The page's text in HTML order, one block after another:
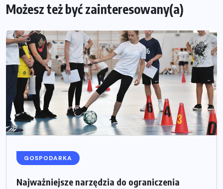
Możesz też być zainteresowany(a)
GOSPODARKA
Najważniejsze narzędzia do ograniczenia